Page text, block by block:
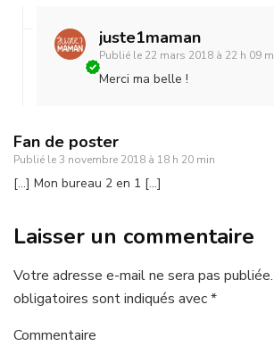
juste1maman
Publié le 22 mars 2018 à 22 h 09
Merci ma belle !
Fan de poster
Publié le 3 novembre 2018 à 18 h 20 min
[…] Mon bureau 2 en 1 […]
Laisser un commentaire
Votre adresse e-mail ne sera pas publiée.
obligatoires sont indiqués avec*
Commentaire